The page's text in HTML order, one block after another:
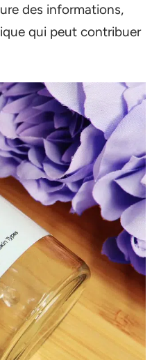
des informations,
qui peut contribuer